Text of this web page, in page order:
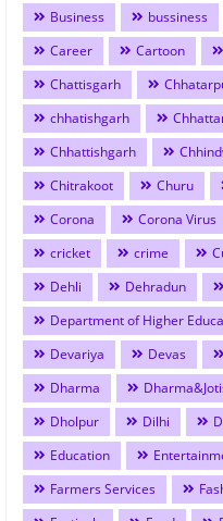
Business
bussiness
Career
Cartoon
Chattisgarh
chhatishgarh
Chhattishgarh
Chitrakoot
Churu
Corona
Corona Virus
cricket
crime
Dehli
Dehradun
Department of Higher
Devariya
Devas
Dharma
Dholpur
Dilhi
Education
Farmers Services